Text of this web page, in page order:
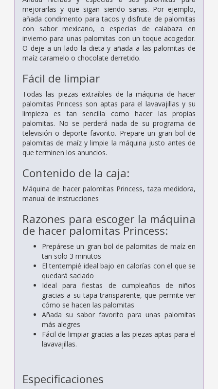
mejorarlas y que sigan siendo sanas. Por ejemplo,
añada condimento para tacos y disfrute de palomitas
con sabor mexicano, o especias de calabaza en
invierno para unas palomitas con un toque acogedor.
O deje a un lado la dieta y añada a las palomitas de
maíz caramelo o chocolate derretido.
Fácil de limpiar
Todas las piezas extraíbles de la máquina de hacer
palomitas Princess son aptas para el lavavajillas y su
limpieza es tan sencilla como hacer las propias
palomitas. No se perderá nada de su programa de
televisión o deporte favorito. Prepare un gran bol de
palomitas de maíz y limpie la máquina justo antes de
que terminen los anuncios.
Contenido de la caja:
Máquina de hacer palomitas Princess, taza medidora,
manual de instrucciones
Razones para escoger la máquina
de hacer palomitas Princess:
Prepárese un gran bol de palomitas de maíz en
tan solo 3 minutos
El tentempié ideal bajo en calorías con el que se
quedará saciado
Ideal para fiestas de cumpleaños de niños
gracias a su tapa transparente, que permite ver
cómo se hacen las palomitas
Añada su sabor favorito para unas palomitas
más alegres
Fácil de limpiar gracias a las piezas aptas para el
lavavajillas.
Especificaciones